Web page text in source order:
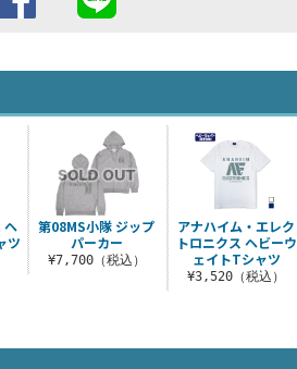
ヘ
ツ
第08MS小隊 ジップ
パーカー
¥7,700（税込）
アナハイム・エレク
トロニクス ヘビーウ
ェイトTシャツ
¥3,520（税込）